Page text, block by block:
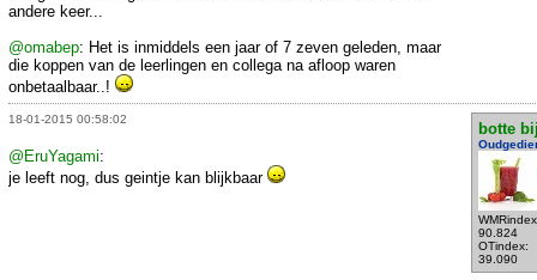
andere keer...
@omabep: Het is inmiddels een jaar of 7 zeven geleden, maar
die koppen van de leerlingen en collega na afloop waren
onbetaalbaar..!
18-01-2015 00:58:02
botte
90.824
OTindex:
39.090
@EruYagami:
je leeft nog, dus geintje kan blijkbaar